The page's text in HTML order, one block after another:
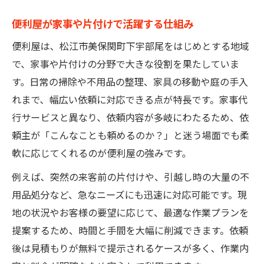
便利屋が家事や片付けで活躍する仕組み
便利屋は、松江市美保関町下宇部尾をはじめとする地域
で、家事や片付けの分野で大きな役割を果たしていま
す。日常の掃除や不用品の整理、家具の移動や庭の手入
れまで、幅広い依頼に対応できる点が特長です。家事代
行サービスと異なり、依頼内容が多岐にわたるため、依
頼主が「こんなことも頼めるのか？」と迷う場面でも柔
軟に応じてくれるのが便利屋の強みです。
例えば、突然の来客前の片付けや、引越し時の大量の不
用品処分など、急なニーズにも迅速に対応可能です。現
地の状況やお客様の要望に応じて、最適な作業プランを
提案するため、時間と手間を大幅に削減できます。依頼
後は見積もりが無料で提示されるケースが多く、作業内